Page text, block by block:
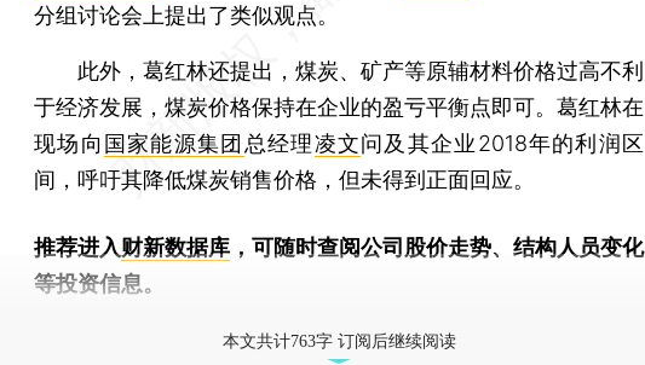
分组讨论会上提出了类似观点。
此外，葛红林还提出，煤炭、矿产等原辅材料价格过高不利
于经济发展，煤炭价格保持在企业的盈亏平衡点即可。葛红林在
现场向 国家能源集团 总经理凌文问及其企业2018年的利润区
间，呼吁其降低煤炭销售价格，但未得到正面回应。
推荐进入财新数据库 ，可随时查阅公司股价走势、结构人员变化
等投资信息。
本文共计763字 订阅后继续阅读